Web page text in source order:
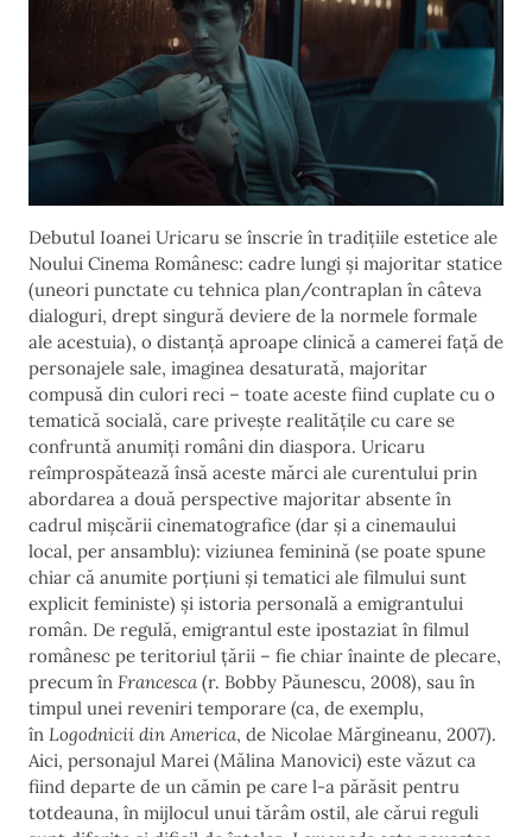
Debutul Ioanei Uricaru se înscrie în tradițiile estetice ale
Noului Cinema Românesc: cadre lungi și majoritar statice
(uneori punctate cu tehnica plan/contraplan în câteva
dialoguri, drept singură deviere de la normele formale
ale acestuia), o distanță aproape clinică a camerei față de
personajele sale, imaginea desaturată, majoritar
compusă din culori reci – toate aceste fiind cuplate cu o
tematică socială, care privește realitățile cu care se
confruntă anumiți români din diaspora. Uricaru
reîmprospătează însă aceste mărci ale curentului prin
abordarea a două perspective majoritar absente în
cadrul mișcării cinematografice (dar și a cinemaului
local, per ansamblu): viziunea feminină (se poate spune
chiar că anumite porțiuni și tematici ale filmului sunt
explicit feministe) și istoria personală a emigrantului
român. De regulă, emigrantul este ipostaziat în filmul
românesc pe teritoriul țării – fie chiar înainte de plecare,
precum în Francesca (r. Bobby Păunescu, 2008), sau în
timpul unei reveniri temporare (ca, de exemplu,
în Logodnicii din America, de Nicolae Mărgineanu, 2007).
Aici, personajul Marei (Mălina Manovici) este văzut ca
fiind departe de un cămin pe care l-a părăsit pentru
totdeauna, în mijlocul unui tărâm ostil, ale cărui reguli